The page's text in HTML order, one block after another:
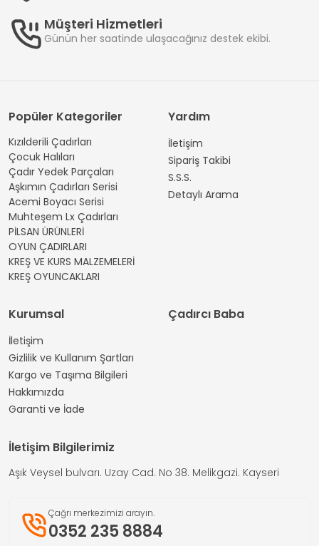
Müşteri Hizmetleri
Günün her saatinde ulaşacağınız destek ekibi.
Popüler Kategoriler
Kızılderili Çadırları
Çocuk Halıları
Çadır Yedek Parçaları
Aşkımın Çadırları Serisi
Acemi Boyacı Serisi
Muhteşem Lx Çadırları
PİLSAN ÜRÜNLERİ
OYUN ÇADIRLARI
KREŞ VE KURS MALZEMELERİ
KREŞ OYUNCAKLARI
Yardım
İletişim
Sipariş Takibi
S.S.S.
Detaylı Arama
Kurumsal
İletişim
Gizlilik ve Kullanım Şartları
Kargo ve Taşıma Bilgileri
Hakkımızda
Garanti ve İade
Çadırcı Baba
İletişim Bilgilerimiz
Aşık Veysel bulvarı. Uzay Cad. No 38. Melikgazi. Kayseri
Çağrı merkezimizi arayın.
0352 235 8884